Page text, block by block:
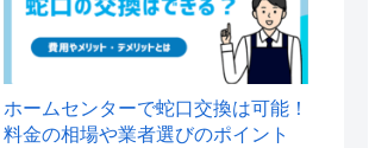
ホームセンターで蛇口交換は可能！
料金の相場や業者選びのポイント